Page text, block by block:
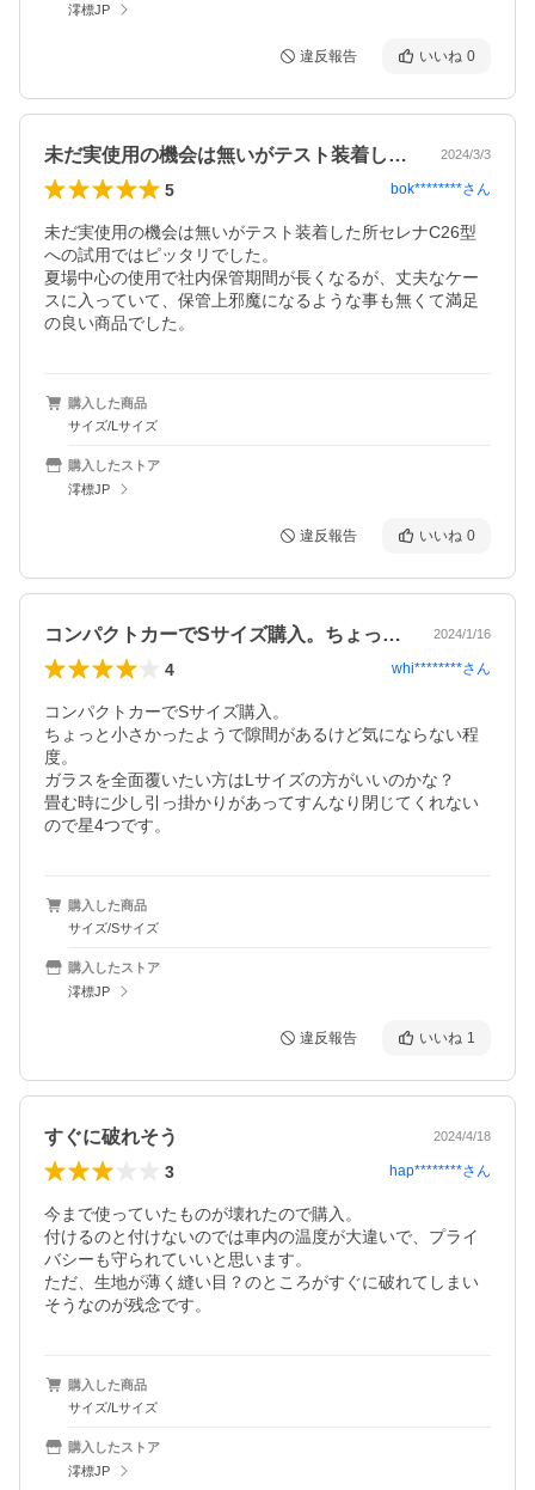
澪標JP
違反報告 いいね 0
未だ実使用の機会は無いがテスト装着した… 2024/3/3
5 bok********さん
未だ実使用の機会は無いがテスト装着した所セレナC26型
への試用ではピッタリでした。
夏場中心の使用で社内保管期間が長くなるが、丈夫なケー
スに入っていて、保管上邪魔になるような事も無くて満足
の良い商品でした。
購入した商品
サイズ/Lサイズ
購入したストア
澪標JP
違反報告 いいね 0
コンパクトカーでSサイズ購入。ちょっと… 2024/1/16
4 whi********さん
コンパクトカーでSサイズ購入。
ちょっと小さかったようで隙間があるけど気にならない程
度。
ガラスを全面覆いたい方はLサイズの方がいいのかな？
畳む時に少し引っ掛かりがあってすんなり閉じてくれない
ので星4つです。
購入した商品
サイズ/Sサイズ
購入したストア
澪標JP
違反報告 いいね 1
すぐに破れそう 2024/4/18
3 hap********さん
今まで使っていたものが壊れたので購入。
付けるのと付けないのでは車内の温度が大違いで、プライ
バシーも守られていいと思います。
ただ、生地が薄く縫い目？のところがすぐに破れてしまい
そうなのが残念です。
購入した商品
サイズ/Lサイズ
購入したストア
澪標JP